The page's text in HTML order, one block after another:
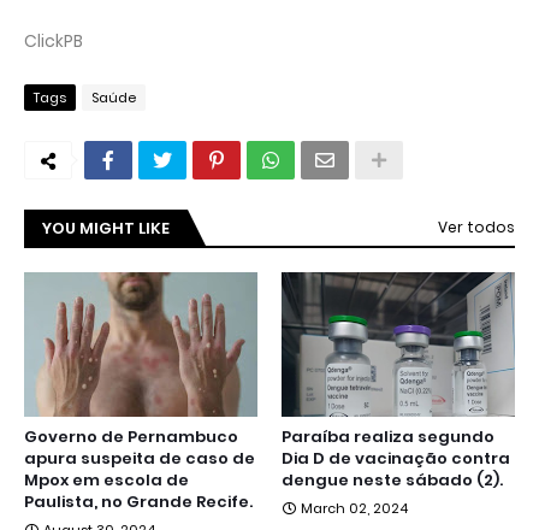
ClickPB
Tags Saúde
YOU MIGHT LIKE Ver todos
Governo de Pernambuco
apura suspeita de caso de
Mpox em escola de
Paulista, no Grande Recife.
Paraíba realiza segundo
Dia D de vacinação contra
dengue neste sábado (2).
March 02, 2024